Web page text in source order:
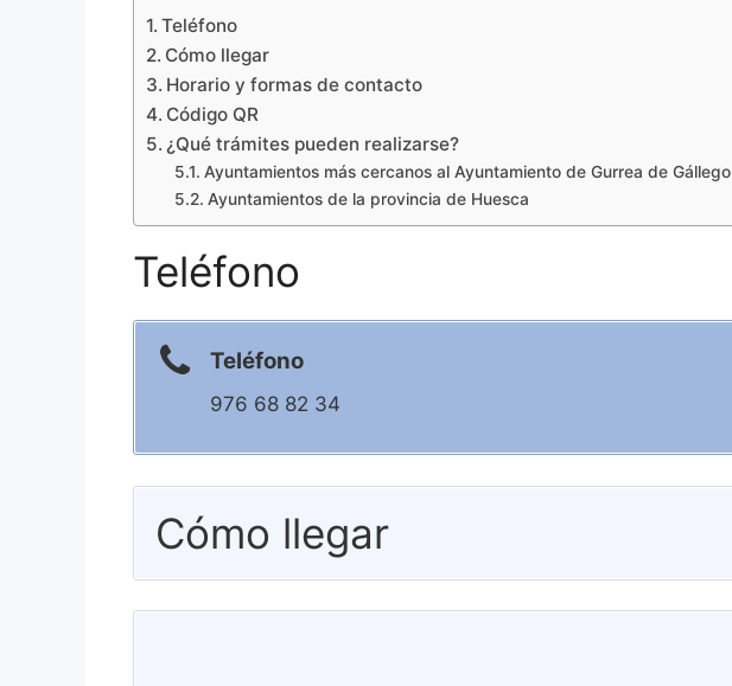
Teléfono
Cómo llegar
Horario y formas de contacto
Código QR
¿Qué trámites pueden realizarse?
Ayuntamientos más cercanos al Ayuntamiento de Gurrea de Gállego
Ayuntamientos de la provincia de Huesca
Teléfono
Teléfono
976 68 82 34
Cómo llegar